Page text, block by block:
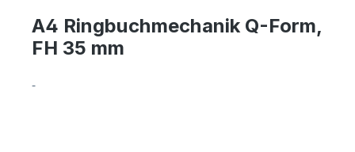
A4 Ringbuchmechanik Q-Form,
FH 35 mm
-